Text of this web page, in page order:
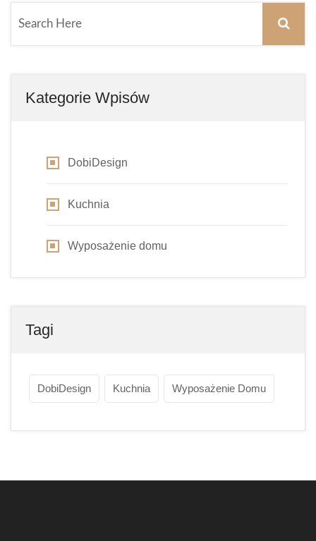
Kategorie Wpisów
DobiDesign
Kuchnia
Wyposażenie domu
Tagi
DobiDesign Kuchnia Wyposażenie Domu